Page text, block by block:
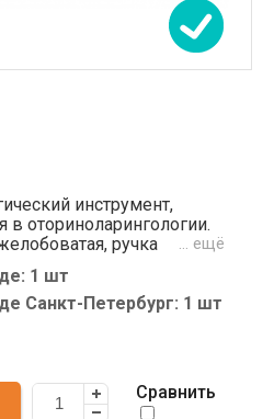
инструмент,
в оториноларингологии.
ручка
насечками для
рабочей части в виде
мм, что отражено в
в экстренных
… ещё
1 шт
Санкт-Петербург: 1 шт
Сравнить